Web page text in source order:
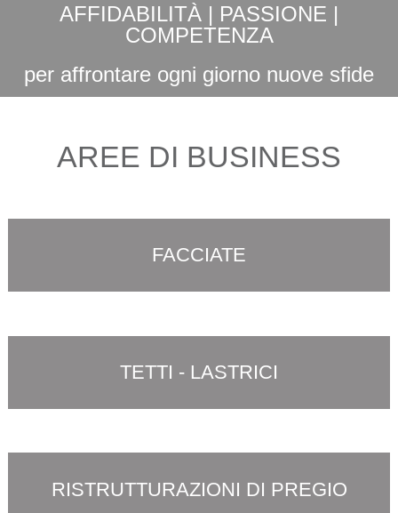
AFFIDABILITÀ | PASSIONE |
COMPETENZA
per affrontare ogni giorno nuove sfide
AREE DI BUSINESS
FACCIATE
TETTI - LASTRICI
RISTRUTTURAZIONI DI PREGIO